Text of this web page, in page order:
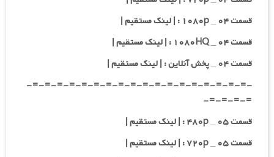
قسمت ۰۴ _ ۱۰۸۰p : | لینک مستقیم |
قسمت ۰۴ _ ۱۰۸۰HQ : | لینک مستقیم |
قسمت ۰۴ _ پخش آنلاین : | لینک مستقیم |
-=-=-=-=-=-=-=-=-=-=-=-=-=-=-=-=-=-=-
=-=-=-=-
قسمت ۰۵ _ ۴۸۰p : | لینک مستقیم |
قسمت ۰۵ _ ۷۲۰p : | لینک مستقیم |